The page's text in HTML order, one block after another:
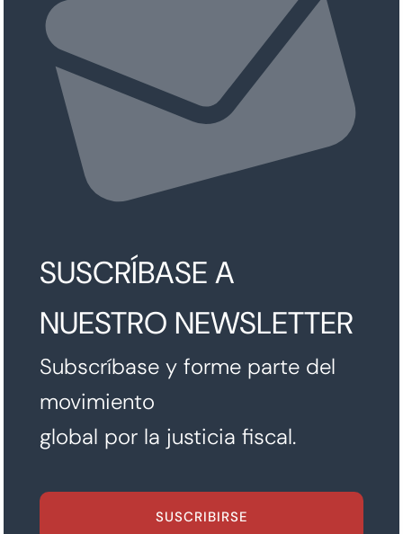
SUSCRÍBASE A
NUESTRO NEWSLETTER
Subscríbase y forme parte del
movimiento
global por la justicia fiscal.
SUSCRIBIRSE